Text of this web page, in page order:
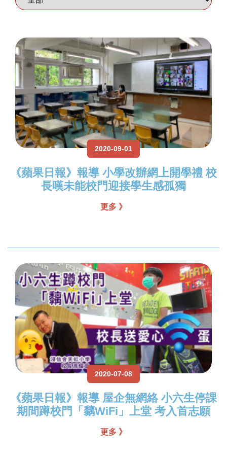
2020-09-01
《蘋果日報》報導 小學改辦網上開學禮 校
長嘆未能校門迎接學生感孤獨
更多 》
2020-07-08
《蘋果日報》報導 屋企無網絡 小六生停課
期間蹲校門「黐WiFi」上堂 考入首志願
更多 》